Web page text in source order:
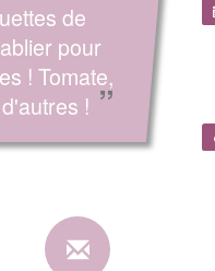
de
pour
! Tomate,
! ”